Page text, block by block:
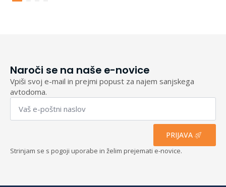
Naroči se na naše e-novice
Vpiši svoj e-mail in prejmi popust za najem sanjskega
avtodoma.
Email
PRIJAVA
Strinjam se s pogoji uporabe in želim prejemati e-novice.